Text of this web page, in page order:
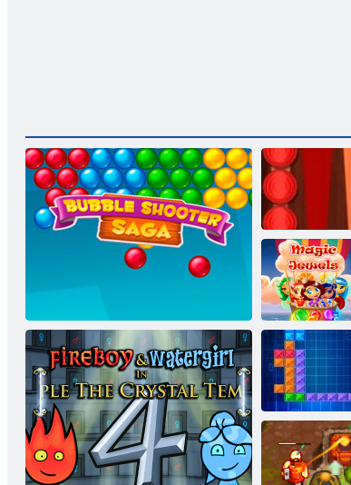
Burbuļu šāvēja sāga
Backgammon
Classic
Burvju
dārglietas
Tentriks